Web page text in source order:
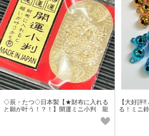
◇辰・たつ◇日本製【★財布に入れる
と願が叶う！？！】開運ミニ小判 龍
【大好評
る！ミニ